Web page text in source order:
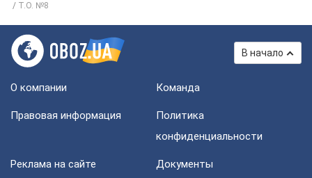
Т.О. №8
В начало
О компании Команда
Правовая информация
Политика
конфиденциальности
Реклама на сайте Документы